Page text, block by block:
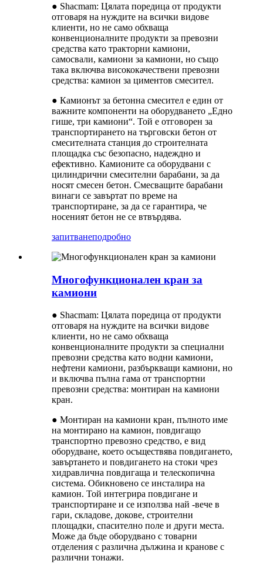
● Shacmam: Цялата поредица от продукти
отговаря на нуждите на всички видове
клиенти, но не само обхваща
конвенционалните продукти за превозни
средства като тракторни камиони,
самосвали, камиони за камиони, но също
така включва висококачествени превозни
средства: камион за циментов смесител.
● Камионът за бетонна смесител е един от
важните компоненти на оборудването „Едно
гише, три камиони“. Той е отговорен за
транспортирането на търговски бетон от
смесителната станция до строителната
площадка със безопасно, надеждно и
ефективно. Камионите са оборудвани с
цилиндрични смесителни барабани, за да
носят смесен бетон. Смесващите барабани
винаги се завъртат по време на
транспортиране, за да се гарантира, че
носеният бетон не се втвърдява.
запитванеподробно
Многофункционален кран за
камиони
● Shacmam: Цялата поредица от продукти
отговаря на нуждите на всички видове
клиенти, но не само обхваща
конвенционалните продукти за специални
превозни средства като водни камиони,
нефтени камиони, разбъркващи камиони, но
и включва пълна гама от транспортни
превозни средства: монтиран на камиони
кран.
● Монтиран на камиони кран, пълното име
на монтирано на камион, повдигащо
транспортно превозно средство, е вид
оборудване, което осъществява повдигането,
завъртането и повдигането на стоки чрез
хидравлична повдигаща и телескопична
система. Обикновено се инсталира на
камион. Той интегрира повдигане и
транспортиране и се използва най -вече в
гари, складове, докове, строителни
площадки, спасително поле и други места.
Може да бъде оборудвано с товарни
отделения с различна дължина и кранове с
различни тонажи.